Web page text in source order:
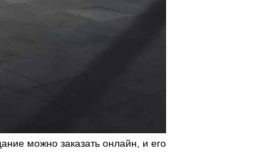
можно заказать онлайн, и его